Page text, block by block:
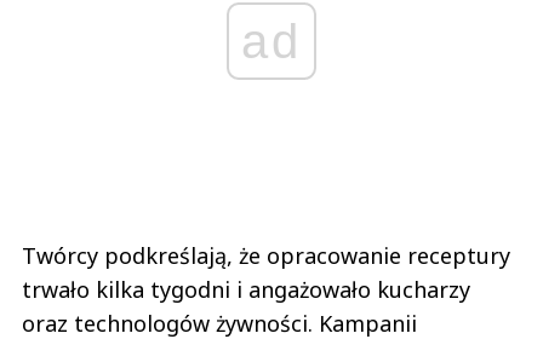
ad
Twórcy podkreślają, że opracowanie receptury
trwało kilka tygodni i angażowało kucharzy
oraz technologów żywności. Kampanii